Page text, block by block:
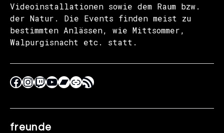
Videoinstallationen sowie dem Raum bzw.
der Natur. Die Events finden meist zu
bestimmten Anlässen, wie Mittsommer,
Walpurgisnacht etc. statt.
freunde